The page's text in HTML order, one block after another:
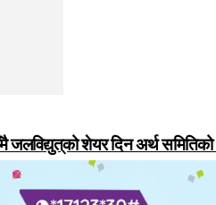
जलविद्युत्‌को शेयर दिन अर्थ समितिको